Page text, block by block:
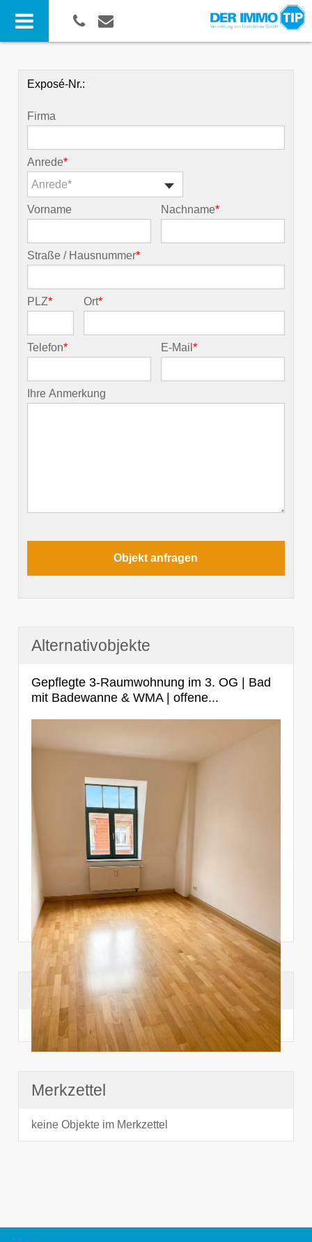
Exposé-Nr.:
Firma
Anrede*
Anrede*
Vorname Nachname*
Straße / Hausnummer*
PLZ* Ort*
Telefon* E-Mail*
Ihre Anmerkung
Alternativobjekte
Gepflegte 3-Raumwohnung im 3. OG | Bad
mit Badewanne & WMA | offene...
Suchhistorie
noch nichts angesehen
Merkzettel
keine Objekte im Merkzettel